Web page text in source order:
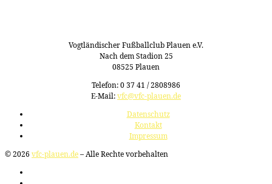
Vogtländischer Fußballclub Plauen e.V.
Nach dem Stadion 25
08525 Plauen
Telefon: 0 37 41 / 2808986
E-Mail:vfc@vfc-plauen.de
Datenschutz
Kontakt
Impressum
© 2026 vfc-plauen.de– Alle Rechte vorbehalten